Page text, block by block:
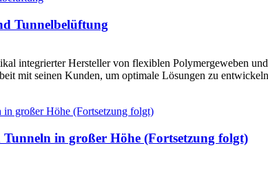
Tunnelbelüftung
integrierter Hersteller von flexiblen Polymergeweben
mit seinen Kunden, um optimale Lösungen zu
in großer Höhe (Fortsetzung folgt)